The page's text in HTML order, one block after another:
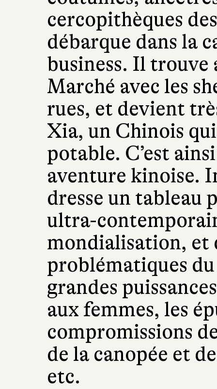
cercopithèques
débarque dans la
business. Il trouve
Marché avec les
rues, et devient
Xia, un Chinois
potable. C’est
aventure kinoise.
dresse un tableau
ultra-
mondialisation, et
problématiques du
grandes
aux femmes, les
compromissions
de la canopée et
etc.